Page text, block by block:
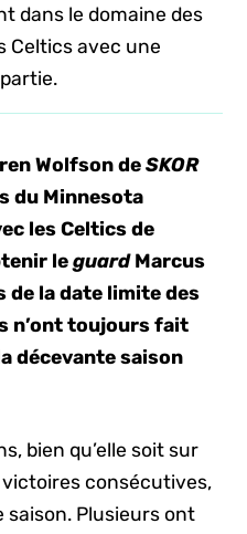
dans le domaine des
Celtics avec une
Wolfson deSKOR
du Minnesota
les Celtics de
leguard Marcus
de la date limite des
n’ont toujours fait
décevante saison
bien qu’elle soit sur
consécutives,
saison. Plusieurs ont